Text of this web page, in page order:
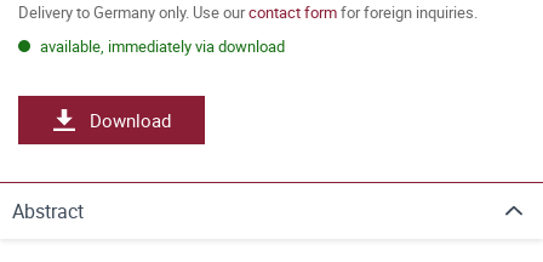
Delivery to Germany only. Use ourcontact formfor foreign inquiries.
available, immediately via download
Download
Abstract